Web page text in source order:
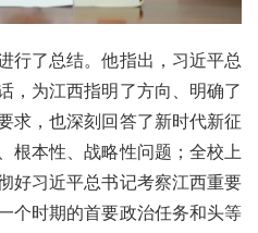
行了总结。他指出，习近平总
，为江西指明了方向、明确了
求，也深刻回答了新时代新征
根本性、战略性问题；全校上
好习近平总书记考察江西重要
个时期的首要政治任务和头等